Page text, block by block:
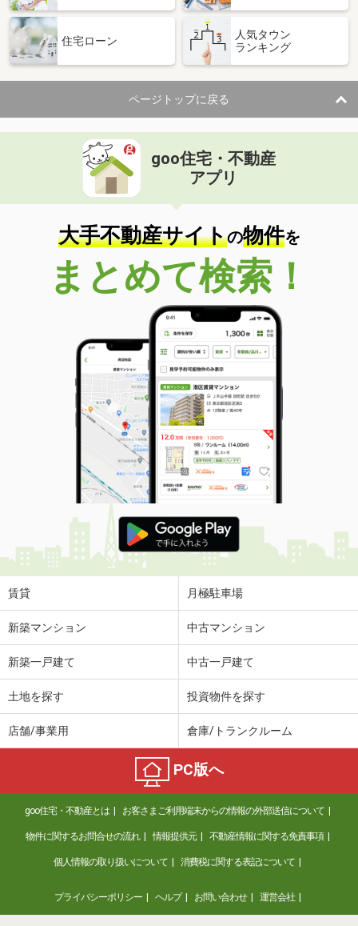
住宅ローン
人気タウン
ランキング
ページトップに戻る
goo住宅・不動産
アプリ
大手不動産サイトの物件を
まとめて検索！
賃貸 月極駐車場
新築マンション 中古マンション
新築一戸建て 中古一戸建て
土地を探す 投資物件を探す
店舗/事業用 倉庫/トランクルーム
PC版へ
goo住宅・不動産とは お客さまご利用端末からの情報の外部送信について
物件に関するお問合せの流れ 情報提供元 不動産情報に関する免責事項
個人情報の取り扱いについて 消費税に関する表記について
プライバシーポリシー ヘルプ お問い合わせ 運営会社